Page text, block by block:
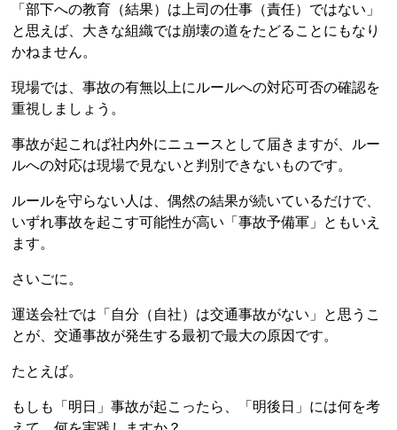
「部下への教育（結果）は上司の仕事（責任）ではない」
と思えば、大きな組織では崩壊の道をたどることにもなり
かねません。
現場では、事故の有無以上にルールへの対応可否の確認を
重視しましょう。
事故が起これば社内外にニュースとして届きますが、ルー
ルへの対応は現場で見ないと判別できないものです。
ルールを守らない人は、偶然の結果が続いているだけで、
いずれ事故を起こす可能性が高い「事故予備軍」ともいえ
ます。
さいごに。
運送会社では「自分（自社）は交通事故がない」と思うこ
とが、交通事故が発生する最初で最大の原因です。
たとえば。
もしも「明日」事故が起こったら、「明後日」には何を考